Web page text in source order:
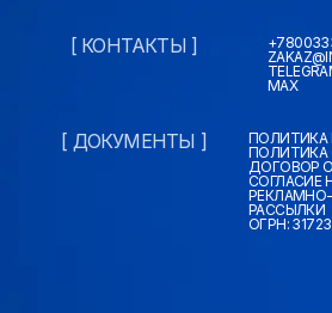
[ КОНТАКТЫ ]
MAX
[ ДОКУМЕНТЫ ]
ПОЛИТИКА
ПОЛИТИКА
ДОГОВОР
СОГЛАСИЕ
РАССЫЛКИ
ОГРН: